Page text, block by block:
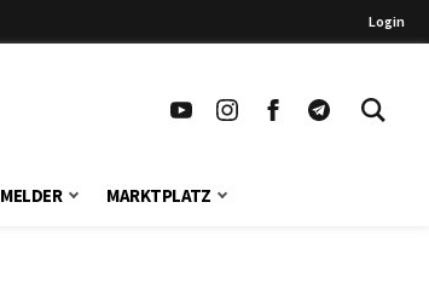
Login
MELDER MARKTPLATZ